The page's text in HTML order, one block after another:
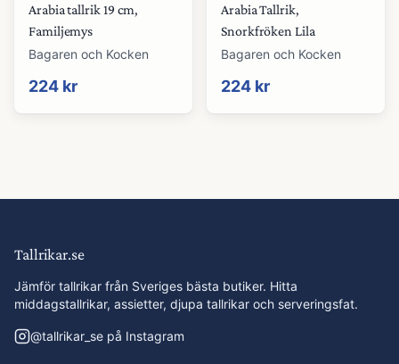
Arabia tallrik 19 cm,
Familjemys
Bagaren och Kocken
224 kr
Arabia Tallrik,
Snorkfröken Lila
Bagaren och Kocken
224 kr
Tallrikar.se
Jämför tallrikar från Sveriges bästa butiker. Hitta
middagstallrikar, assietter, djupa tallrikar och serveringsfat.
@tallrikar_se på Instagram